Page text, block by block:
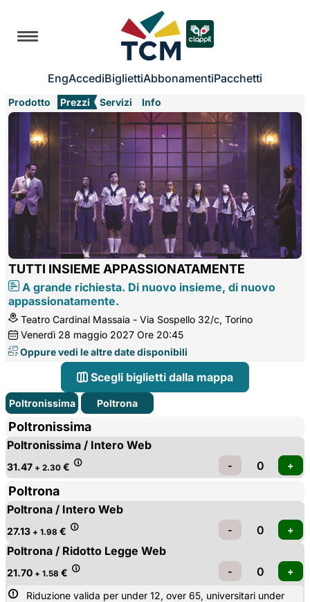
EngAccediBigliettiAbbonamentiPacchetti
Prodotto Prezzi Servizi Info
TUTTI INSIEME APPASSIONATAMENTE
A grande richiesta. Di nuovo insieme, di nuovo
appassionatamente.
Teatro Cardinal Massaia - Via Sospello 32/c, Torino
Venerdì 28 maggio 2027 Ore 20:45
Oppure vedi le altre date disponibili
Scegli biglietti dalla mappa
Poltronissima Poltrona
Poltronissima
Poltronissima / Intero Web
31.47 + 2.30 €
Poltrona
Poltrona / Intero Web
27.13 + 1.98 €
Poltrona / Ridotto Legge Web
21.70 + 1.58 €
Riduzione valida per under 12, over 65, universitari under